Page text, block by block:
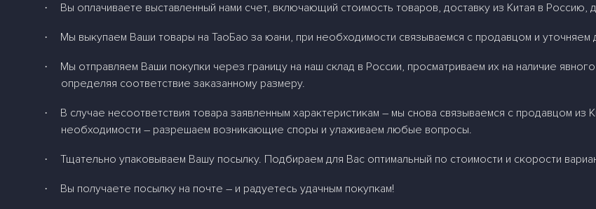
· Вы оплачиваете выставленный нами счет, включающий стоимость товаров, доставку из Китая в Россию,
· Мы выкупаем Ваши товары на ТаоБао за юани, при необходимости связываемся с продавцом и
·
Мы отправляем Ваши покупки через границу на наш склад в России, просматриваем их на наличие
определяя соответствие заказанному размеру.
·
В случае несоответствия товара заявленным характеристикам – мы снова связываемся с продавцом
необходимости – разрешаем возникающие споры и улаживаем любые вопросы.
· Тщательно упаковываем Вашу посылку. Подбираем для Вас оптимальный по стоимости и скорости
· Вы получаете посылку на почте – и радуетесь удачным покупкам!